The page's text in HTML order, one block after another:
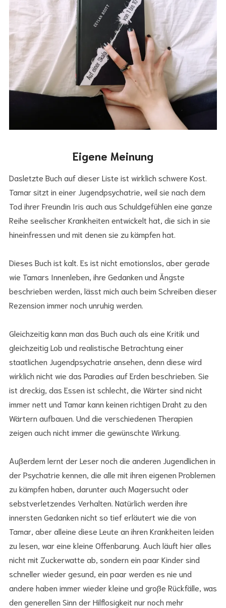
Eigene Meinung
Dasletzte Buch auf dieser Liste ist wirklich schwere Kost.
Tamar sitzt in einer Jugendpsychatrie, weil sie nach dem
Tod ihrer Freundin Iris auch aus Schuldgefühlen eine ganze
Reihe seelischer Krankheiten entwickelt hat, die sich in sie
hineinfressen und mit denen sie zu kämpfen hat.
Dieses Buch ist kalt. Es ist nicht emotionslos, aber gerade
wie Tamars Innenleben, ihre Gedanken und Ängste
beschrieben werden, lässt mich auch beim Schreiben dieser
Rezension immer noch unruhig werden.
Gleichzeitig kann man das Buch auch als eine Kritik und
gleichzeitig Lob und realistische Betrachtung einer
staatlichen Jugendpsychatrie ansehen, denn diese wird
wirklich nicht wie das Paradies auf Erden beschrieben. Sie
ist dreckig, das Essen ist schlecht, die Wärter sind nicht
immer nett und Tamar kann keinen richtigen Draht zu den
Wärtern aufbauen. Und die verschiedenen Therapien
zeigen auch nicht immer die gewünschte Wirkung.
Außerdem lernt der Leser noch die anderen Jugendlichen in
der Psychatrie kennen, die alle mit ihren eigenen Problemen
zu kämpfen haben, darunter auch Magersucht oder
sebstverletzendes Verhalten. Natürlich werden ihre
innersten Gedanken nicht so tief erläutert wie die von
Tamar, aber alleine diese Leute an ihren Krankheiten leiden
zu lesen, war eine kleine Offenbarung. Auch läuft hier alles
nicht mit Zuckerwatte ab, sondern ein paar Kinder sind
schneller wieder gesund, ein paar werden es nie und
andere haben immer wieder kleine und große Rückfälle, was
den generellen Sinn der Hilflosigkeit nur noch mehr